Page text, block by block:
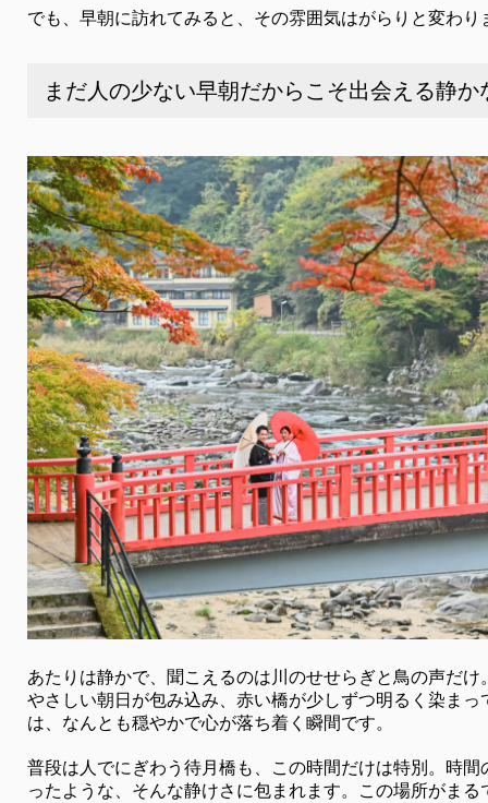
でも、早朝に訪れてみると、その雰囲気はがらりと変わり
まだ人の少ない早朝だからこそ出会える静か
あたりは静かで、聞こえるのは川のせせらぎと鳥の声だけ
やさしい朝日が包み込み、赤い橋が少しずつ明るく染ま
は、なんとも穏やかで心が落ち着く瞬間です。
普段は人でにぎわう待月橋も、この時間だけは特別。時間
ったような、そんな静けさに包まれます。この場所がまる